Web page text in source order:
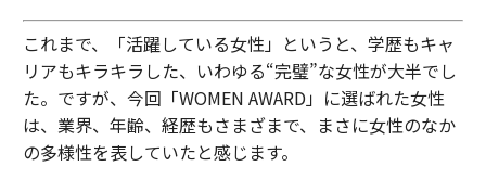
これまで、「活躍している女性」というと、学歴もキャ
リアもキラキラした、いわゆる“完璧”な女性が大半でし
た。ですが、今回「WOMEN AWARD」に選ばれた女性
は、業界、年齢、経歴もさまざまで、まさに女性のなか
の多様性を表していたと感じます。